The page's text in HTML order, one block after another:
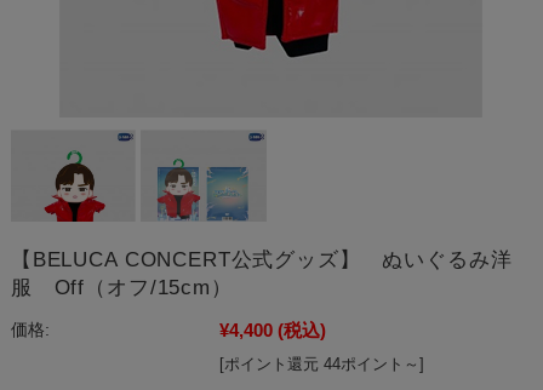
【BELUCA CONCERT公式グッズ】 ぬいぐるみ洋
服 Off（オフ/15cm）
価格: ¥4,400 (税込)
[ポイント還元 44ポイント～]